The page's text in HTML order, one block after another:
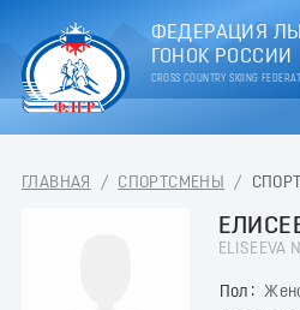
ФЕДЕРАЦИЯ
ГОНОК РОССИИ
CROSS COUNTRY SKIING
ГЛАВНАЯ / СПОРТСМЕНЫ /
ELISEEVA
Пол